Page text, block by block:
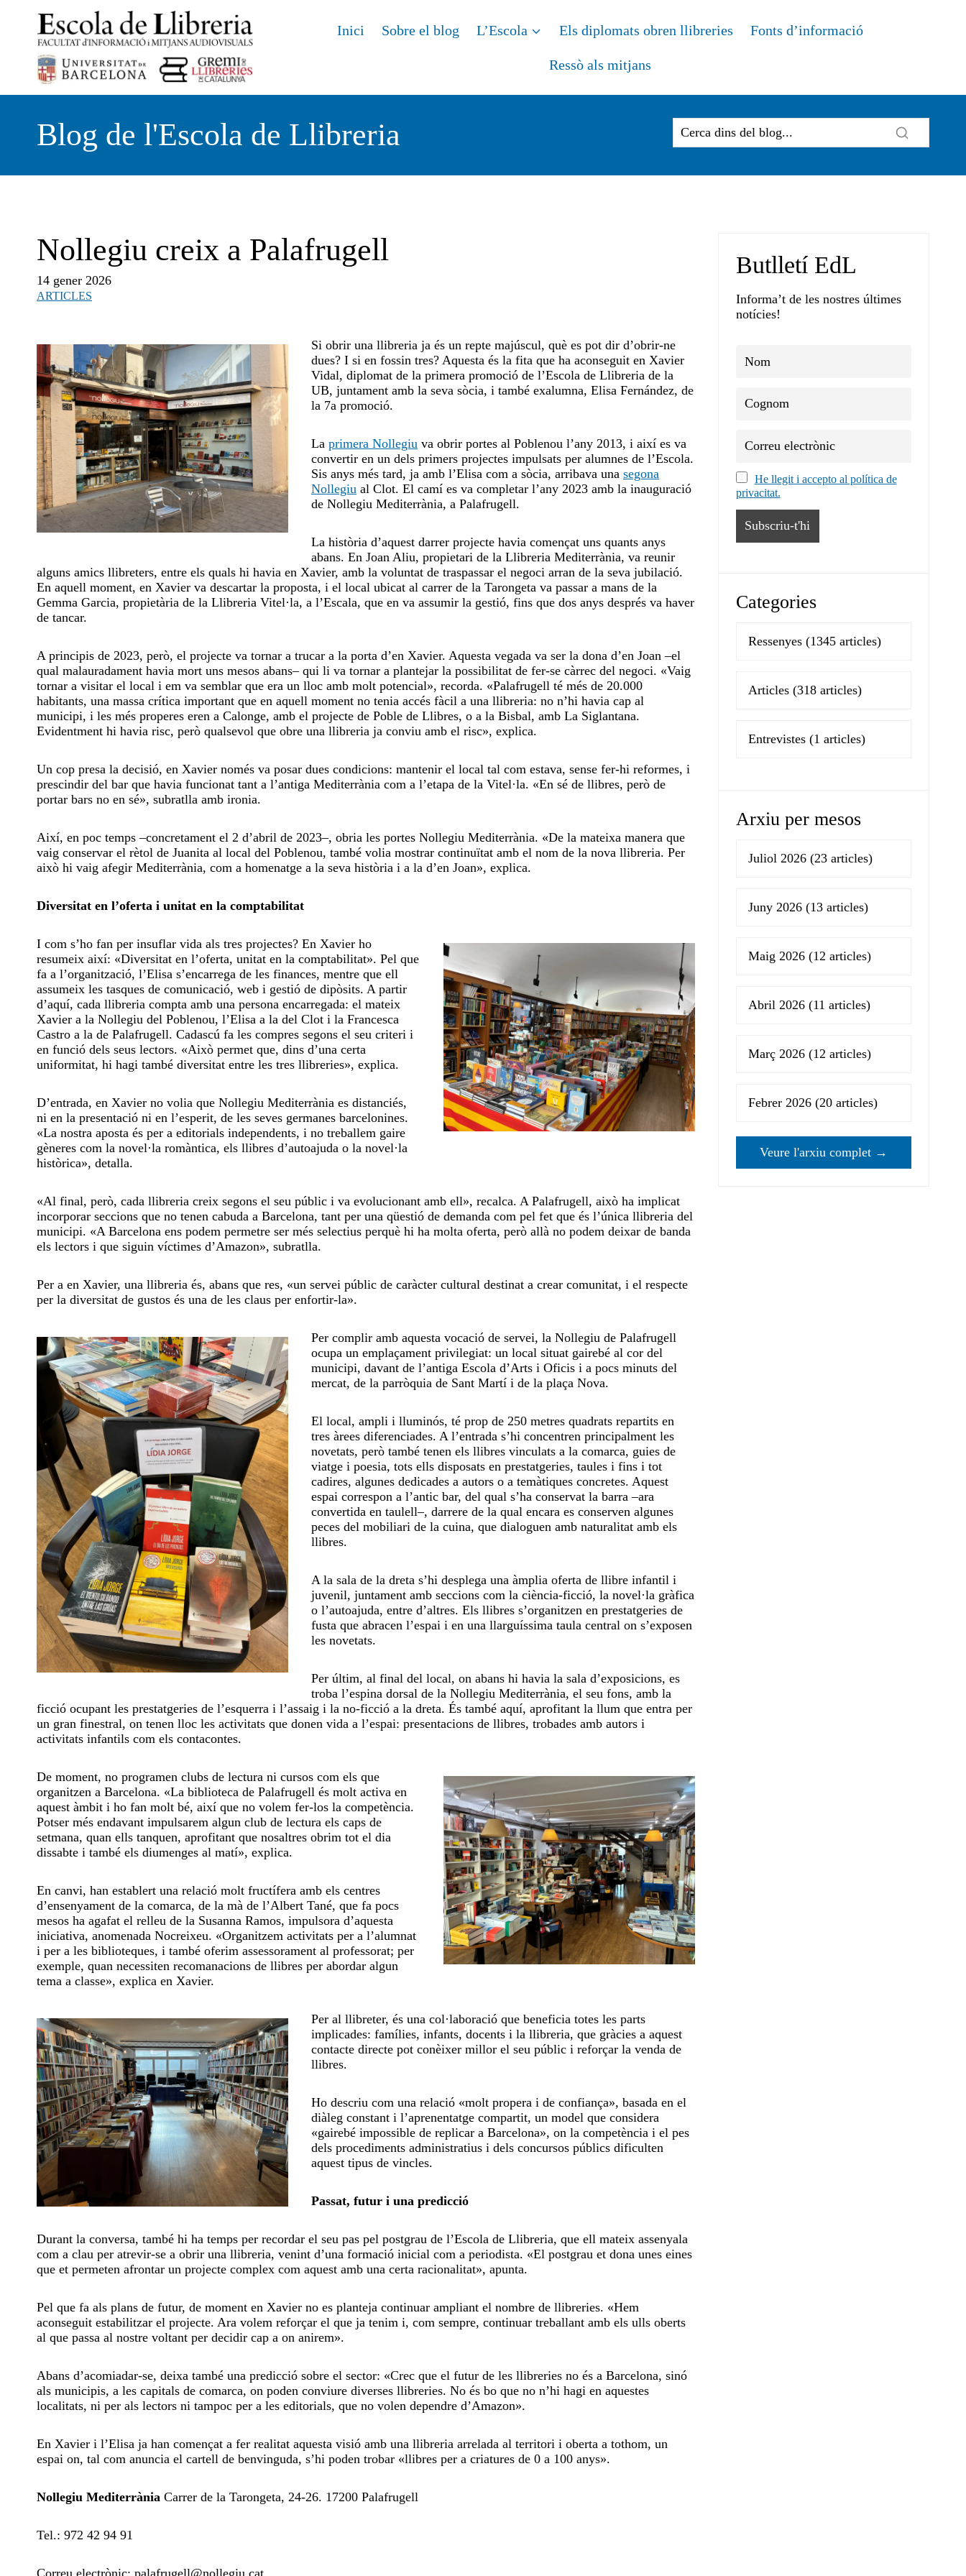
contingut
Inici Sobre el blog L’Escola Els diplomats obren llibreries Fonts d’informació
Ressò als mitjans
Blog de l'Escola de Llibreria
Nollegiu creix a Palafrugell
14 gener 2026
ARTICLES
Si obrir una llibreria ja és un repte majúscul, què es pot dir d’obrir-ne
dues? I si en fossin tres? Aquesta és la fita que ha aconseguit en Xavier
Vidal, diplomat de la primera promoció de l’Escola de Llibreria de la
UB, juntament amb la seva sòcia, i també exalumna, Elisa Fernández, de
la 7a promoció.
La primera Nollegiu va obrir portes al Poblenou l’any 2013, i així es va
convertir en un dels primers projectes impulsats per alumnes de l’Escola.
Sis anys més tard, ja amb l’Elisa com a sòcia, arribava una segona
Nollegiu al Clot. El camí es va completar l’any 2023 amb la inauguració
de Nollegiu Mediterrània, a Palafrugell.
La història d’aquest darrer projecte havia començat uns quants anys
abans. En Joan Aliu, propietari de la Llibreria Mediterrània, va reunir
alguns amics llibreters, entre els quals hi havia en Xavier, amb la voluntat de traspassar el negoci arran de la seva jubilació.
En aquell moment, en Xavier va descartar la proposta, i el local ubicat al carrer de la Tarongeta va passar a mans de la
Gemma Garcia, propietària de la Llibreria Vitel·la, a l’Escala, que en va assumir la gestió, fins que dos anys després va haver
de tancar.
A principis de 2023, però, el projecte va tornar a trucar a la porta d’en Xavier. Aquesta vegada va ser la dona d’en Joan ‒el
qual malauradament havia mort uns mesos abans‒ qui li va tornar a plantejar la possibilitat de fer-se càrrec del negoci. «Vaig
tornar a visitar el local i em va semblar que era un lloc amb molt potencial», recorda. «Palafrugell té més de 20.000
habitants, una massa crítica important que en aquell moment no tenia accés fàcil a una llibreria: no n’hi havia cap al
municipi, i les més properes eren a Calonge, amb el projecte de Poble de Llibres, o a la Bisbal, amb La Siglantana.
Evidentment hi havia risc, però qualsevol que obre una llibreria ja conviu amb el risc», explica.
Un cop presa la decisió, en Xavier només va posar dues condicions: mantenir el local tal com estava, sense fer-hi reformes, i
prescindir del bar que havia funcionat tant a l’antiga Mediterrània com a l’etapa de la Vitel·la. «En sé de llibres, però de
portar bars no en sé», subratlla amb ironia.
Així, en poc temps ‒concretament el 2 d’abril de 2023‒, obria les portes Nollegiu Mediterrània. «De la mateixa manera que
vaig conservar el rètol de Juanita al local del Poblenou, també volia mostrar continuïtat amb el nom de la nova llibreria. Per
això hi vaig afegir Mediterrània, com a homenatge a la seva història i a la d’en Joan», explica.
Diversitat en l’oferta i unitat en la comptabilitat
I com s’ho fan per insuflar vida als tres projectes? En Xavier ho
resumeix així: «Diversitat en l’oferta, unitat en la comptabilitat». Pel que
fa a l’organització, l’Elisa s’encarrega de les finances, mentre que ell
assumeix les tasques de comunicació, web i gestió de dipòsits. A partir
d’aquí, cada llibreria compta amb una persona encarregada: el mateix
Xavier a la Nollegiu del Poblenou, l’Elisa a la del Clot i la Francesca
Castro a la de Palafrugell. Cadascú fa les compres segons el seu criteri i
en funció dels seus lectors. «Això permet que, dins d’una certa
uniformitat, hi hagi també diversitat entre les tres llibreries», explica.
D’entrada, en Xavier no volia que Nollegiu Mediterrània es distanciés,
ni en la presentació ni en l’esperit, de les seves germanes barcelonines.
«La nostra aposta és per a editorials independents, i no treballem gaire
gèneres com la novel·la romàntica, els llibres d’autoajuda o la novel·la
històrica», detalla.
«Al final, però, cada llibreria creix segons el seu públic i va evolucionant amb ell», recalca. A Palafrugell, això ha implicat
incorporar seccions que no tenen cabuda a Barcelona, tant per una qüestió de demanda com pel fet que és l’única llibreria del
municipi. «A Barcelona ens podem permetre ser més selectius perquè hi ha molta oferta, però allà no podem deixar de banda
els lectors i que siguin víctimes d’Amazon», subratlla.
Per a en Xavier, una llibreria és, abans que res, «un servei públic de caràcter cultural destinat a crear comunitat, i el respecte
per la diversitat de gustos és una de les claus per enfortir-la».
Per complir amb aquesta vocació de servei, la Nollegiu de Palafrugell
ocupa un emplaçament privilegiat: un local situat gairebé al cor del
municipi, davant de l’antiga Escola d’Arts i Oficis i a pocs minuts del
mercat, de la parròquia de Sant Martí i de la plaça Nova.
El local, ampli i lluminós, té prop de 250 metres quadrats repartits en
tres àrees diferenciades. A l’entrada s’hi concentren principalment les
novetats, però també tenen els llibres vinculats a la comarca, guies de
viatge i poesia, tots ells disposats en prestatgeries, taules i fins i tot
cadires, algunes dedicades a autors o a temàtiques concretes. Aquest
espai correspon a l’antic bar, del qual s’ha conservat la barra ‒ara
convertida en taulell‒, darrere de la qual encara es conserven algunes
peces del mobiliari de la cuina, que dialoguen amb naturalitat amb els
llibres.
A la sala de la dreta s’hi desplega una àmplia oferta de llibre infantil i
juvenil, juntament amb seccions com la ciència-ficció, la novel·la gràfica
o l’autoajuda, entre d’altres. Els llibres s’organitzen en prestatgeries de
fusta que abracen l’espai i en una llarguíssima taula central on s’exposen
les novetats.
Per últim, al final del local, on abans hi havia la sala d’exposicions, es
troba l’espina dorsal de la Nollegiu Mediterrània, el seu fons, amb la
ficció ocupant les prestatgeries de l’esquerra i l’assaig i la no-ficció a la dreta. És també aquí, aprofitant la llum que entra per
un gran finestral, on tenen lloc les activitats que donen vida a l’espai: presentacions de llibres, trobades amb autors i
activitats infantils com els contacontes.
De moment, no programen clubs de lectura ni cursos com els que
organitzen a Barcelona. «La biblioteca de Palafrugell és molt activa en
aquest àmbit i ho fan molt bé, així que no volem fer-los la competència.
Potser més endavant impulsarem algun club de lectura els caps de
setmana, quan ells tanquen, aprofitant que nosaltres obrim tot el dia
dissabte i també els diumenges al matí», explica.
En canvi, han establert una relació molt fructífera amb els centres
d’ensenyament de la comarca, de la mà de l’Albert Tané, que fa pocs
mesos ha agafat el relleu de la Susanna Ramos, impulsora d’aquesta
iniciativa, anomenada Nocreixeu. «Organitzem activitats per a l’alumnat
i per a les biblioteques, i també oferim assessorament al professorat; per
exemple, quan necessiten recomanacions de llibres per abordar algun
tema a classe», explica en Xavier.
Per al llibreter, és una col·laboració que beneficia totes les parts
implicades: famílies, infants, docents i la llibreria, que gràcies a aquest
contacte directe pot conèixer millor el seu públic i reforçar la venda de
llibres.
Ho descriu com una relació «molt propera i de confiança», basada en el
diàleg constant i l’aprenentatge compartit, un model que considera
«gairebé impossible de replicar a Barcelona», on la competència i el pes
dels procediments administratius i dels concursos públics dificulten
aquest tipus de vincles.
Passat, futur i una predicció
Durant la conversa, també hi ha temps per recordar el seu pas pel postgrau de l’Escola de Llibreria, que ell mateix assenyala
com a clau per atrevir-se a obrir una llibreria, venint d’una formació inicial com a periodista. «El postgrau et dona unes eines
que et permeten afrontar un projecte complex com aquest amb una certa racionalitat», apunta.
Pel que fa als plans de futur, de moment en Xavier no es planteja continuar ampliant el nombre de llibreries. «Hem
aconseguit estabilitzar el projecte. Ara volem reforçar el que ja tenim i, com sempre, continuar treballant amb els ulls oberts
al que passa al nostre voltant per decidir cap a on anirem».
Abans d’acomiadar-se, deixa també una predicció sobre el sector: «Crec que el futur de les llibreries no és a Barcelona, sinó
als municipis, a les capitals de comarca, on poden conviure diverses llibreries. No és bo que no n’hi hagi en aquestes
localitats, ni per als lectors ni tampoc per a les editorials, que no volen dependre d’Amazon».
En Xavier i l’Elisa ja han començat a fer realitat aquesta visió amb una llibreria arrelada al territori i oberta a tothom, un
espai on, tal com anuncia el cartell de benvinguda, s’hi poden trobar «llibres per a criatures de 0 a 100 anys».
Nollegiu Mediterrània Carrer de la Tarongeta, 24-26. 17200 Palafrugell
Tel.: 972 42 94 91
Correu electrònic: palafrugell@nollegiu.cat
Butlletí EdL
Informa’t de les nostres últimes
notícies!
He llegit i accepto al política de
privacitat.
Categories
Ressenyes (1345 articles)
Articles (318 articles)
Entrevistes (1 articles)
Arxiu per mesos
Juliol 2026 (23 articles)
Juny 2026 (13 articles)
Maig 2026 (12 articles)
Abril 2026 (11 articles)
Març 2026 (12 articles)
Febrer 2026 (20 articles)
Veure l'arxiu complet →